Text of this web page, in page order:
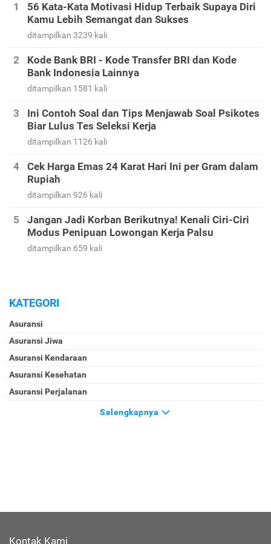
56 Kata-Kata Motivasi Hidup Terbaik Supaya Diri
Kamu Lebih Semangat dan Sukses
ditampilkan 3239 kali
Kode Bank BRI - Kode Transfer BRI dan Kode
Bank Indonesia Lainnya
ditampilkan 1581 kali
Ini Contoh Soal dan Tips Menjawab Soal Psikotes
Biar Lulus Tes Seleksi Kerja
ditampilkan 1126 kali
Cek Harga Emas 24 Karat Hari Ini per Gram dalam
Rupiah
ditampilkan 926 kali
Jangan Jadi Korban Berikutnya! Kenali Ciri-Ciri
Modus Penipuan Lowongan Kerja Palsu
ditampilkan 659 kali
KATEGORI
Asuransi
Asuransi Jiwa
Asuransi Kendaraan
Asuransi Kesehatan
Asuransi Perjalanan
Selengkapnya
Kontak Kami